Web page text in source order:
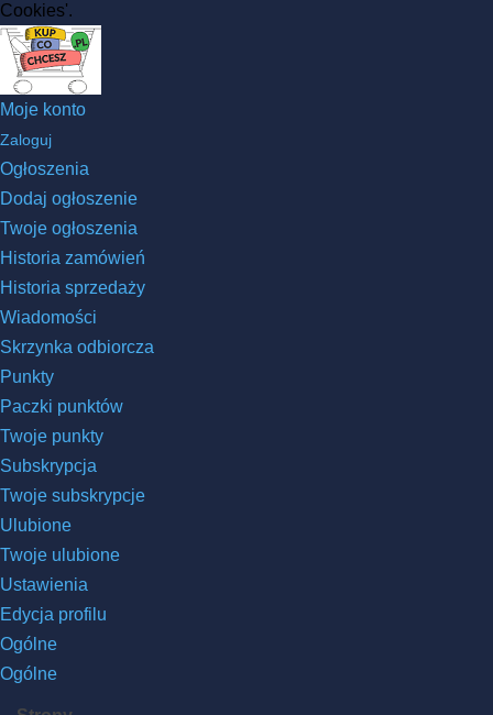
Cookies'.
Moje konto
Zaloguj
Ogłoszenia
Dodaj ogłoszenie
Twoje ogłoszenia
Historia zamówień
Historia sprzedaży
Wiadomości
Skrzynka odbiorcza
Punkty
Paczki punktów
Twoje punkty
Subskrypcja
Twoje subskrypcje
Ulubione
Twoje ulubione
Ustawienia
Edycja profilu
Ogólne
Ogólne